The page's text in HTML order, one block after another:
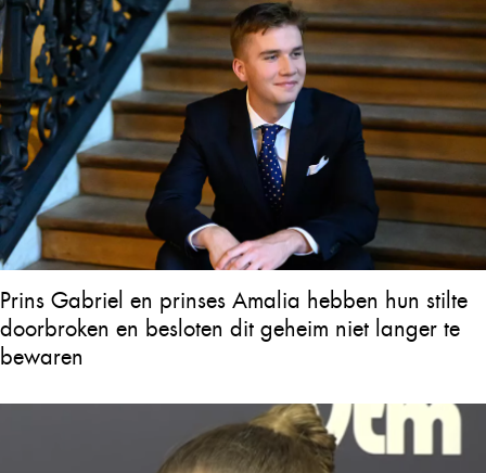
Prins Gabriel en prinses Amalia hebben hun stilte
doorbroken en besloten dit geheim niet langer te
bewaren